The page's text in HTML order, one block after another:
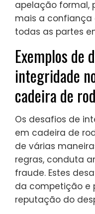
apelação formal,
mais a confiança
todas as partes
Exemplos de
integridade
cadeira de
Os desafios de
em cadeira de
de várias
regras, conduta
fraude. Estes
da competição e
reputação do